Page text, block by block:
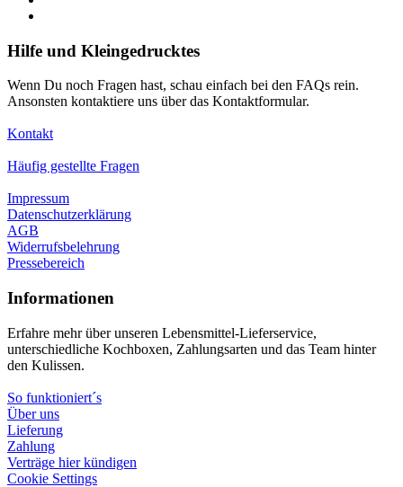
Hilfe und Kleingedrucktes
Wenn Du noch Fragen hast, schau einfach bei den FAQs rein.
Ansonsten kontaktiere uns über das Kontaktformular.
Kontakt
Häufig gestellte Fragen
Impressum
Datenschutzerklärung
AGB
Widerrufsbelehrung
Pressebereich
Informationen
Erfahre mehr über unseren Lebensmittel-Lieferservice,
unterschiedliche Kochboxen, Zahlungsarten und das Team hinter
den Kulissen.
So funktioniert´s
Über uns
Lieferung
Zahlung
Verträge hier kündigen
Cookie Settings